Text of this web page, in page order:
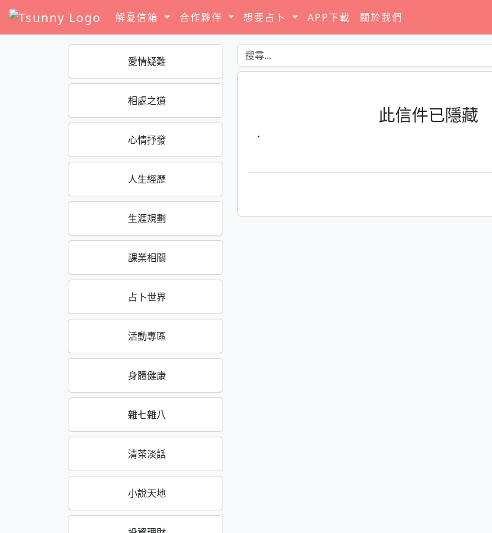
解憂信箱 合作夥伴 想要占卜 APP下載 關於我們
愛情疑難
相處之道
心情抒發
人生經歷
生涯規劃
課業相關
占卜世界
活動專區
身體健康
雜七雜八
清茶淡話
小說天地
此信件已隱藏
·